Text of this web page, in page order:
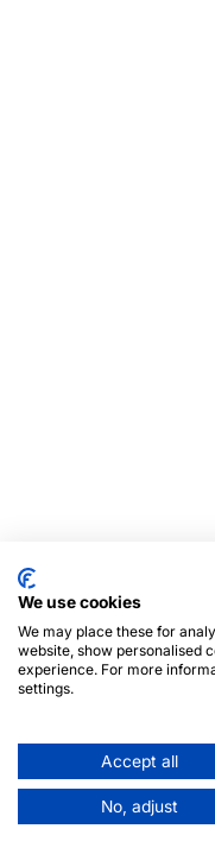
We use cookies
We may place these for
website, show personalised
experience. For more
settings.
Accept all
No, adjust